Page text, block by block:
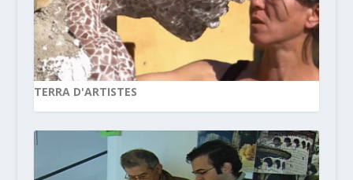
TERRA D'ARTISTES